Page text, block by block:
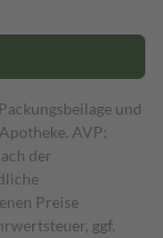
und
AVP:
der
Preise
ggf.